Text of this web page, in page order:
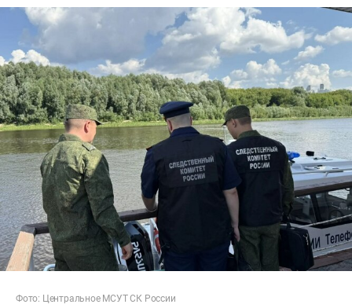
Фото: Центральное МСУТ СК России